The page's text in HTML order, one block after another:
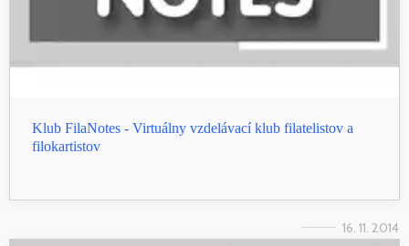
Klub FilaNotes - Virtuálny vzdelávací klub filatelistov a
filokartistov
16. 11. 2014